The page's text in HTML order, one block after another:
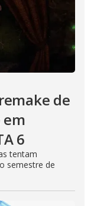
de
em
6
tentam
semestre de